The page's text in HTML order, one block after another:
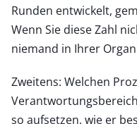
Runden entwickelt,
Wenn Sie diese Zahl
niemand in Ihrer
Zweitens: Welchen
so aufsetzen, wie er